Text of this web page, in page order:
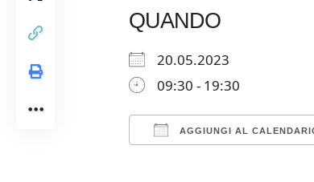
QUANDO
20.05.2023
09:30 - 19:30
AGGIUNGI AL